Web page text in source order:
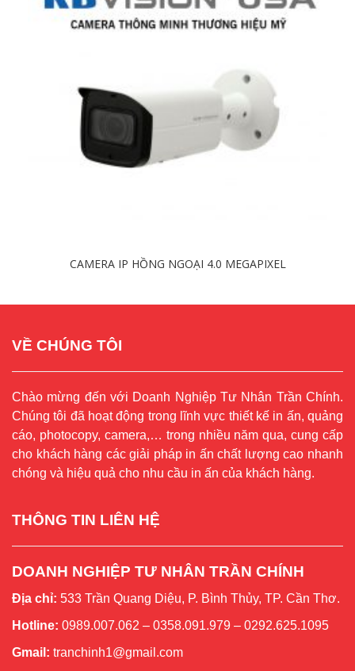
CAMERA IP HỒNG NGOẠI 4.0 MEGAPIXEL
Chi tiết
VỀ CHÚNG TÔI
Chào mừng đến với Doanh Nghiệp Tư Nhân Trần Chính.
Chúng tôi đã hoạt động trong lĩnh vực thiết kế in ấn, quảng
cáo, photocopy, camera,… trong nhiều năm qua, cung cấp
cho khách hàng các giải pháp in ấn chất lượng cao nhanh
chóng và hiệu quả cho nhu cầu in ấn của khách hàng.
THÔNG TIN LIÊN HỆ
DOANH NGHIỆP TƯ NHÂN TRẦN CHÍNH
Địa chỉ: 533 Trần Quang Diệu, P. Bình Thủy, TP. Cần Thơ.
Hotline: 0989.007.062 – 0358.091.979 – 0292.625.1095
Gmail: tranchinh1@gmail.com